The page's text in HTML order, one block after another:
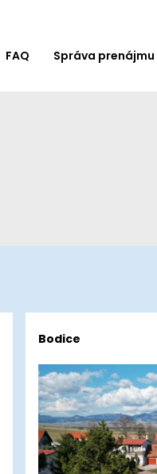
FAQ Správa prenájmu
Bodice